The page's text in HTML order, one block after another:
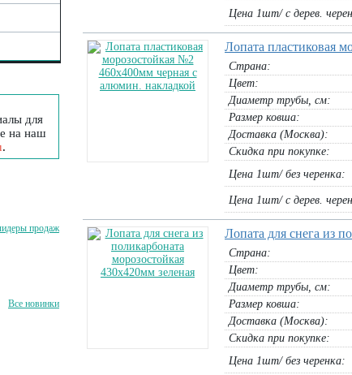
для
на наш
.
продаж
Все новинки
Цена 1шт/ с дерев.
Лопата пластиковая
Страна:
Цвет:
Диаметр трубы, cм:
Размер ковша:
Доставка (Москва):
Скидка при покупке:
Цена 1шт/ без черенка:
Цена 1шт/ с дерев.
Лопата для снега из
Страна:
Цвет:
Диаметр трубы, cм:
Размер ковша:
Доставка (Москва):
Скидка при покупке:
Цена 1шт/ без черенка: